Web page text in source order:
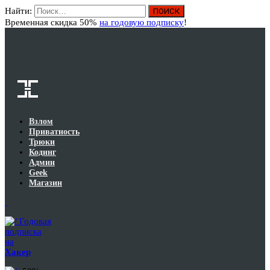
Найти:
Временная скидка 50% на годовую подписку!
Взлом
Приватность
Трюки
Кодинг
Админ
Geek
Магазин
Годовая
подписка
на
Хакер